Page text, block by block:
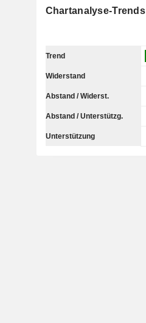
Chartanalyse-Trends
Trend
Widerstand
Abstand / Widerst.
Abstand / Unterstützg.
Unterstützung